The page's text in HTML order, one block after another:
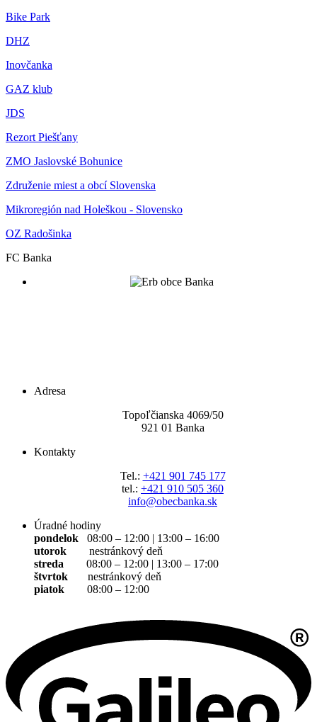
Bike Park
DHZ
Inovčanka
GAZ klub
JDS
Rezort Piešťany
ZMO Jaslovské Bohunice
Združenie miest a obcí Slovenska
Mikroregión nad Holeškou - Slovensko
OZ Radošinka
FC Banka
Adresa
Topoľčianska 4069/50
921 01 Banka
Kontakty
Tel.: +421 901 745 177
tel.: +421 910 505 360
info@obecbanka.sk
Úradné hodiny
pondelok
08:00 – 12:00 | 13:00 – 16:00
utorok nestránkový deň
streda 08:00 – 12:00 | 13:00 – 17:00
štvrtok nestránkový deň
piatok 08:00 – 12:00